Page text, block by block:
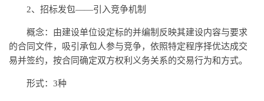
2、招标发包——引入竞争机制
概念：由建设单位设定标的并编制反映其建设内容与要求
的合同文件，吸引承包人参与竞争，依照特定程序择优达成交
易并签约，按合同确定双方权利义务关系的交易行为和方式。
形式：3种